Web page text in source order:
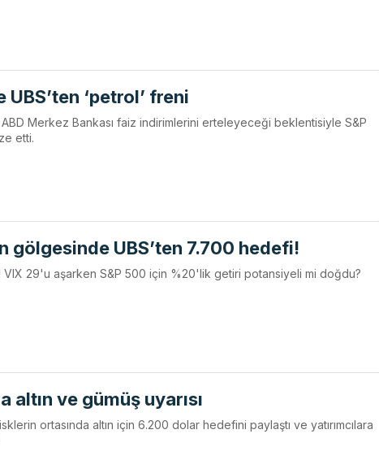
‘petrol’ freni
Merkez Bankası faiz indirimlerini erteleyeceği beklentisiyle S&P
etti.
gölgesinde UBS’ten 7.700 hedefi!
VIX 29'u aşarken S&P 500 için %20'lik getiri potansiyeli mi doğdu?
altın ve gümüş uyarısı
ortasında altın için 6.200 dolar hedefini paylaştı ve yatırımcılara